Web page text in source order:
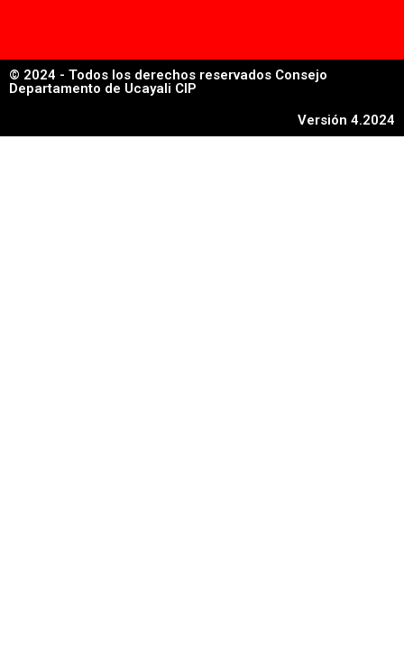
© 2024 - Todos los derechos reservados Consejo
Departamento de Ucayali CIP
Versión 4.2024